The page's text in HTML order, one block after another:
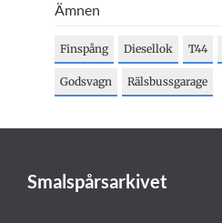
Ämnen
Finspång Diesellok T44
Godsvagn Rälsbussgarage
Smalspårsarkivet